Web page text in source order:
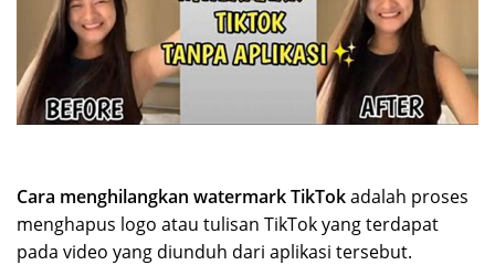
Cara menghilangkan watermark TikTokadalah proses
menghapus logo atau tulisan TikTok yang terdapat
pada video yang diunduh dari aplikasi tersebut.